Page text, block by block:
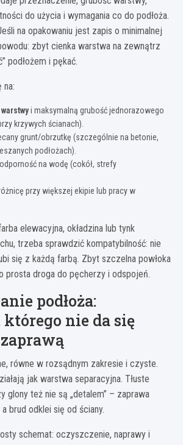
do użycia i wymagania co do podłoża.
na opakowaniu jest zapis o minimalnej
zbyt cienka warstwa na zewnątrz
podłożem i pękać.
na:
i maksymalną grubość jednorazowego
krzywych ścianach).
grunt/obrzutkę (szczególnie na betonie,
podłożach).
na wodę (cokół, strefy
przy większej ekipie lub pracy w
elewacyjna, okładzina lub tynk
trzeba sprawdzić kompatybilność: nie
się z każdą farbą. Zbyt szczelna powłoka
prosta droga do pęcherzy i odspojeń.
podłoża:
nie da się
równe w rozsądnym zakresie i czyste.
jak warstwa separacyjna. Tłuste
glony też nie są „detalem” – zaprawa
brud odklei się od ściany.
schemat: oczyszczenie, naprawy i